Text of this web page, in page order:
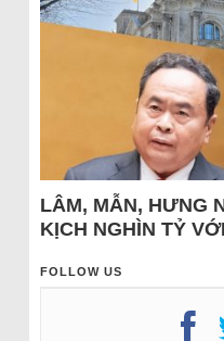
LÂM, MẪN, HƯNG
KỊCH NGHÌN TỶ
FOLLOW US